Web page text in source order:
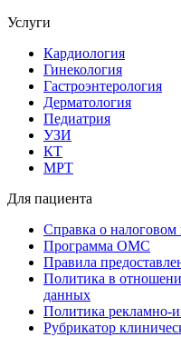
Услуги
Кардиология
Гинекология
Гастроэнтерология
Дерматология
Педиатрия
УЗИ
КТ
МРТ
Для пациента
Справка о налоговом
Программа ОМС
Правила
Политика в
данных
Политика рекламно-
Рубрикатор